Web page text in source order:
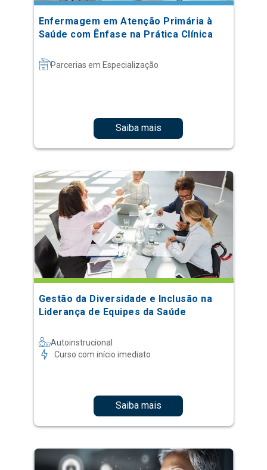
Enfermagem em Atenção Primária à
Saúde com Ênfase na Prática Clínica
Parcerias em Especialização
Saiba mais
Gestão da Diversidade e Inclusão na
Liderança de Equipes da Saúde
Autoinstrucional
Curso com início imediato
Saiba mais